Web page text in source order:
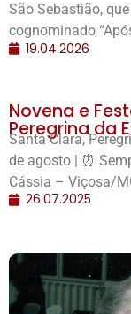
São Sebastião,
cognominado
19.04.2026
Novena e
Peregrina da
Santa Clara,
de agosto | ⏰
Cássia – Viçosa/
26.07.2025